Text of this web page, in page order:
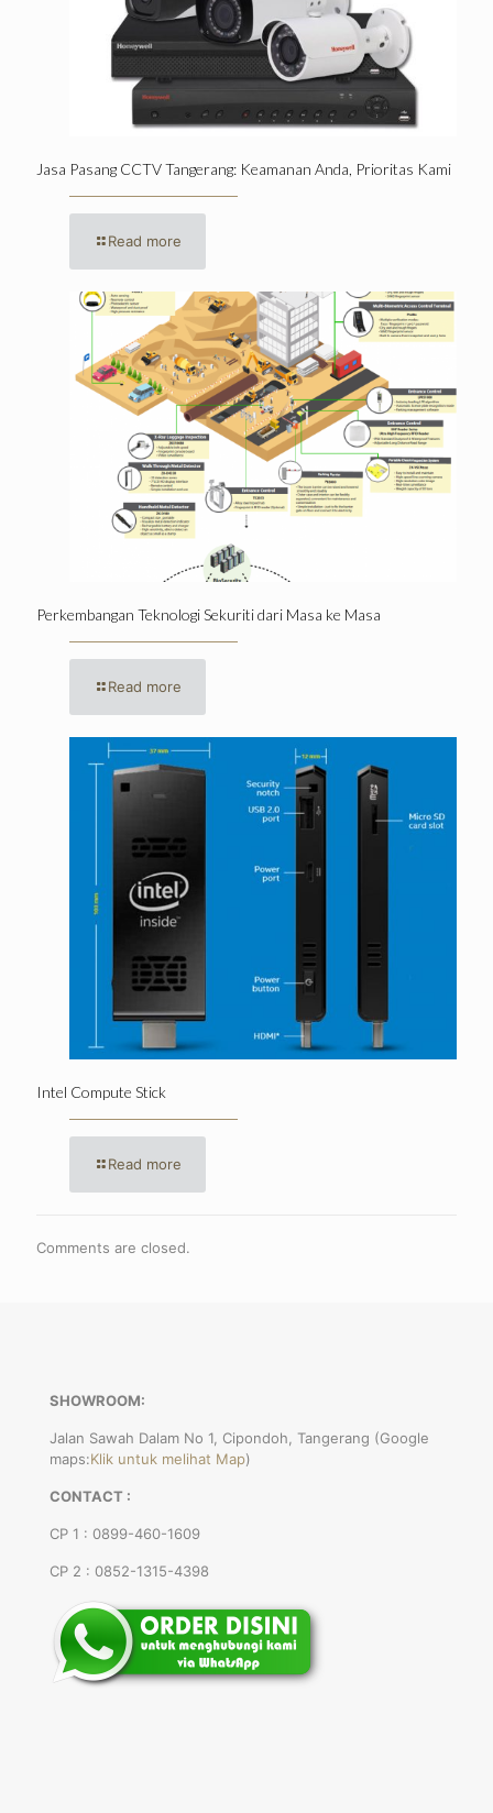
Jasa Pasang CCTV Tangerang: Keamanan Anda, Prioritas Kami
Read more
Perkembangan Teknologi Sekuriti dari Masa ke Masa
Read more
Intel Compute Stick
Read more
Comments are closed.
SHOWROOM:
Jalan Sawah Dalam No 1, Cipondoh, Tangerang (Google
maps:Klik untuk melihat Map)
CONTACT :
CP 1 : 0899-460-1609
CP 2 : 0852-1315-4398